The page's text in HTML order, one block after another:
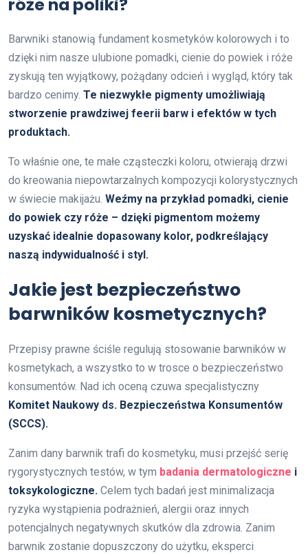
Barwniki stanowią fundament kosmetyków kolorowych i to
dzięki nim nasze ulubione pomadki, cienie do powiek i róże
zyskują ten wyjątkowy, pożądany odcień i wygląd, który tak
bardzo cenimy. Te niezwykłe pigmenty umożliwiają
stworzenie prawdziwej feerii barw i efektów w tych
produktach.
To właśnie one, te małe cząsteczki koloru, otwierają drzwi
do kreowania niepowtarzalnych kompozycji kolorystycznych
w świecie makijażu. Weźmy na przykład pomadki, cienie
do powiek czy róże – dzięki pigmentom możemy
uzyskać idealnie dopasowany kolor, podkreślający
naszą indywidualność i styl.
Jakie jest bezpieczeństwo
barwników kosmetycznych?
Przepisy prawne ściśle regulują stosowanie barwników w
kosmetykach, a wszystko to w trosce o bezpieczeństwo
konsumentów. Nad ich oceną czuwa specjalistyczny
Komitet Naukowy ds. Bezpieczeństwa Konsumentów
(SCCS).
Zanim dany barwnik trafi do kosmetyku, musi przejść serię
rygorystycznych testów, w tym badania dermatologiczne i
toksykologiczne. Celem tych badań jest minimalizacja
ryzyka wystąpienia podrażnień, alergii oraz innych
potencjalnych negatywnych skutków dla zdrowia. Zanim
barwnik zostanie dopuszczony do użytku, eksperci